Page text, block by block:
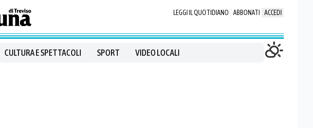
LEGGI IL QUOTIDIANO ABBONATI ACCEDI
CULTURA E SPETTACOLI SPORT VIDEO LOCALI